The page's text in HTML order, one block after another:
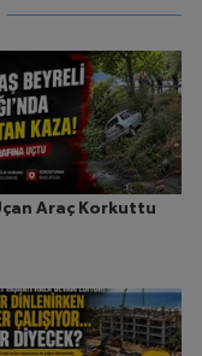
Araç Korkuttu